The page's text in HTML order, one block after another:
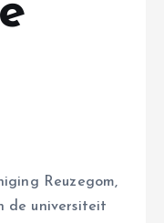
Reuzegom,
de universiteit